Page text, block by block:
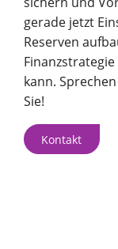
gerade jetzt
Reserven
kann.
Sie!
Kontakt